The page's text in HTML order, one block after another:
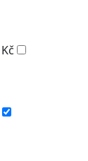
Kč